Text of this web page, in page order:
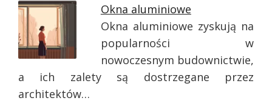
Okna aluminiowe
Okna aluminiowe zyskują na
popularności w
nowoczesnym budownictwie,
a ich zalety są dostrzegane przez
architektów…